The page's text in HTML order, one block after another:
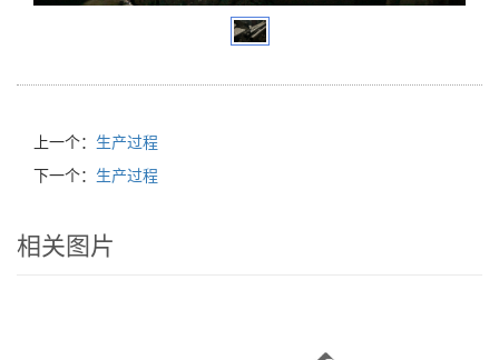
上一个： 生产过程
下一个： 生产过程
相关图片